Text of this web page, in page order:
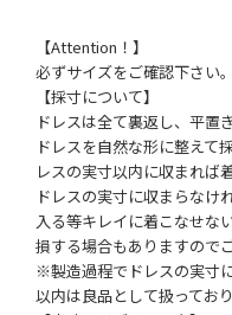
【Attention！】
必ずサイズをご確認下さい。
【採寸について】
ドレスは全て裏返し、平置
ドレスを自然な形に整えて
レスの実寸以内に収まれば
ドレスの実寸に収まらなけ
入る等キレイに着こなせな
損する場合もありますので
※製造過程でドレスの実寸
以内は良品として扱っており